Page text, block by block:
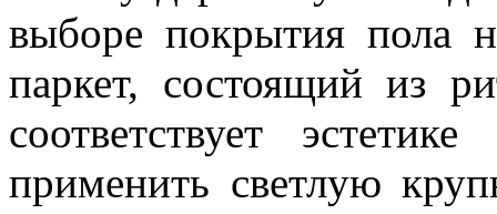
выборе покрытия пола
паркет, состоящий из
соответствует
применить светлую